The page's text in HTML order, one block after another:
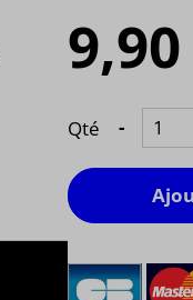
Qté -